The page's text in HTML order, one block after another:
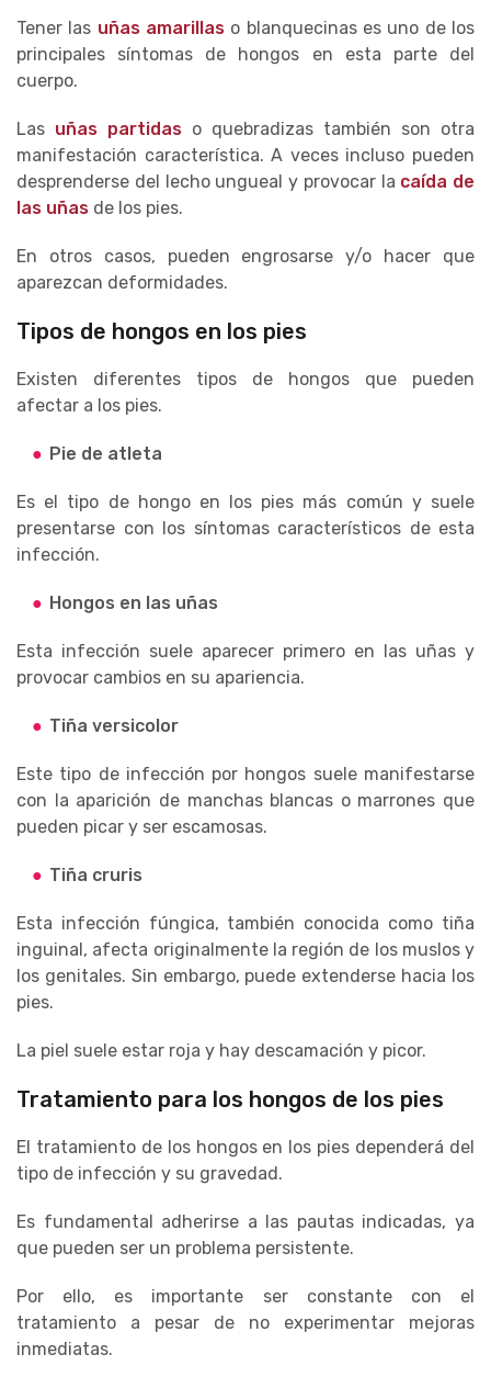
Tener las uñas amarillas o blanquecinas es uno de los
principales síntomas de hongos en esta parte del
cuerpo.
Las uñas partidas o quebradizas también son otra
manifestación característica. A veces incluso pueden
desprenderse del lecho ungueal y provocar la caída de
las uñas de los pies.
En otros casos, pueden engrosarse y/o hacer que
aparezcan deformidades.
Tipos de hongos en los pies
Existen diferentes tipos de hongos que pueden
afectar a los pies.
Pie de atleta
Es el tipo de hongo en los pies más común y suele
presentarse con los síntomas característicos de esta
infección.
Hongos en las uñas
Esta infección suele aparecer primero en las uñas y
provocar cambios en su apariencia.
Tiña versicolor
Este tipo de infección por hongos suele manifestarse
con la aparición de manchas blancas o marrones que
pueden picar y ser escamosas.
Tiña cruris
Esta infección fúngica, también conocida como tiña
inguinal, afecta originalmente la región de los muslos y
los genitales. Sin embargo, puede extenderse hacia los
pies.
La piel suele estar roja y hay descamación y picor.
Tratamiento para los hongos de los pies
El tratamiento de los hongos en los pies dependerá del
tipo de infección y su gravedad.
Es fundamental adherirse a las pautas indicadas, ya
que pueden ser un problema persistente.
Por ello, es importante ser constante con el
tratamiento a pesar de no experimentar mejoras
inmediatas.